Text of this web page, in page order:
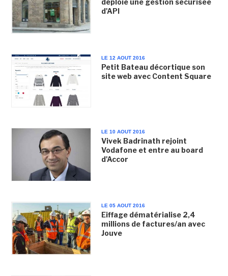
déploie une gestion sécurisée
d'API
LE 12 AOUT 2016
Petit Bateau décortique son
site web avec Content Square
LE 10 AOUT 2016
Vivek Badrinath rejoint
Vodafone et entre au board
d'Accor
LE 05 AOUT 2016
Eiffage dématérialise 2,4
millions de factures/an avec
Jouve